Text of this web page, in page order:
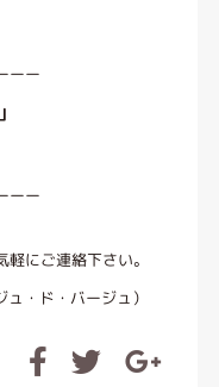
ーー
ーー
にご連絡下さい。
・ド・バージュ）